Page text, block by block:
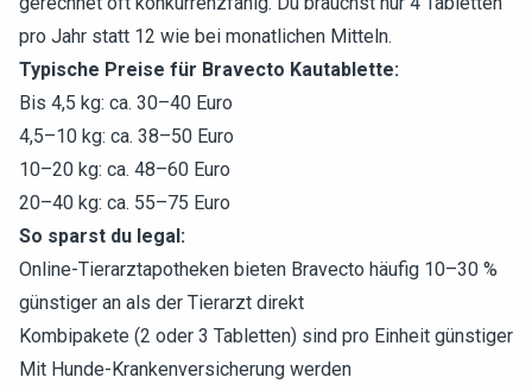
pro Jahr statt 12 wie bei monatlichen Mitteln.
Typische Preise für Bravecto Kautablette:
Bis 4,5 kg: ca. 30–40 Euro
4,5–10 kg: ca. 38–50 Euro
10–20 kg: ca. 48–60 Euro
20–40 kg: ca. 55–75 Euro
So sparst du legal:
Online-Tierarztapotheken bieten Bravecto häufig 10–30 %
günstiger an als der Tierarzt direkt
Kombipakete (2 oder 3 Tabletten) sind pro Einheit günstiger
Mit Hunde-Krankenversicherung werden